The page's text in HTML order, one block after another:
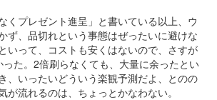
くプレゼント進呈」と書いている以上、ウ
ず、品切れという事態はぜったいに避けな
いって、コストも安くはないので、さすが
た。2倍刷らなくても、大量に余ったとい
、いったいどういう楽観予測だよ、とのの
が流れるのは、ちょっとかなわない。